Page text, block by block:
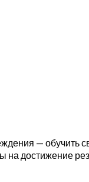
— обучить
достижение